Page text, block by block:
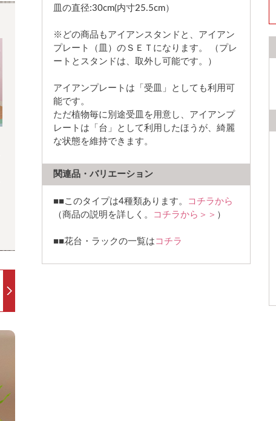
皿の直径:30cm(内寸25.5cm）
※どの商品もアイアンスタンドと、アイアン
プレート（皿）のＳＥＴになります。 （プレ
ートとスタンドは、取外し可能です。）
アイアンプレートは「受皿」としても利用可
能です。
ただ植物毎に別途受皿を用意し、アイアンプ
レートは「台」として利用したほうが、綺麗
な状態を維持できます。
関連品・バリエーション
■■このタイプは4種類あります。
コチラから
（商品の説明を詳しく。
コチラから＞＞ ）
■■花台・ラックの一覧は コチラ